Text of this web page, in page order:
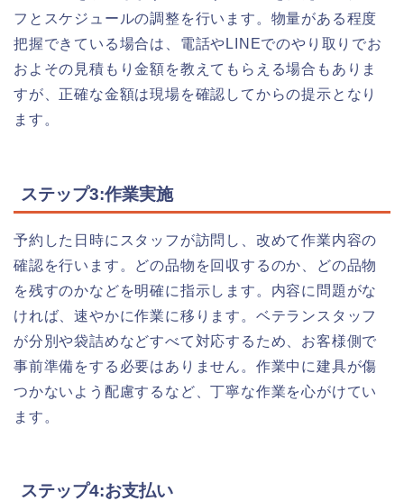
フとスケジュールの調整を行います。物量がある程度
把握できている場合は、電話やLINEでのやり取りでお
およその見積もり金額を教えてもらえる場合もありま
すが、正確な金額は現場を確認してからの提示となり
ます。
ステップ3:作業実施
予約した日時にスタッフが訪問し、改めて作業内容の
確認を行います。どの品物を回収するのか、どの品物
を残すのかなどを明確に指示します。内容に問題がな
ければ、速やかに作業に移ります。ベテランスタッフ
が分別や袋詰めなどすべて対応するため、お客様側で
事前準備をする必要はありません。作業中に建具が傷
つかないよう配慮するなど、丁寧な作業を心がけてい
ます。
ステップ4:お支払い